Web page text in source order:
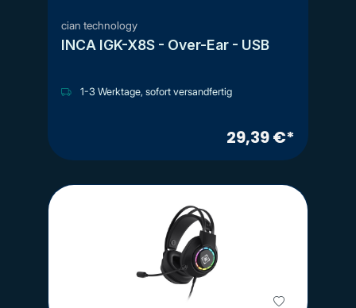
cian technology
INCA IGK-X8S - Over-Ear - USB
1-3 Werktage, sofort versandfertig
29,39 €*